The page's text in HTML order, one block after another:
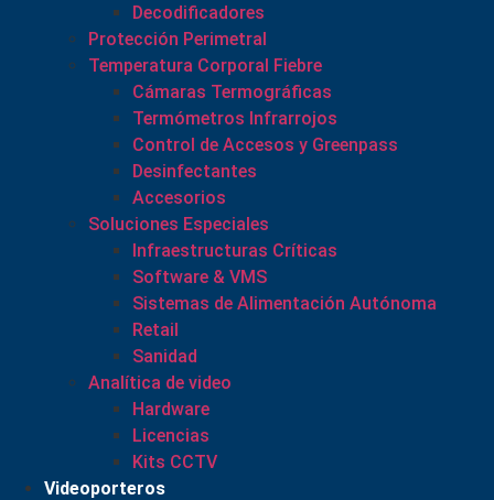
Decodificadores
Protección Perimetral
Temperatura Corporal Fiebre
Cámaras Termográficas
Termómetros Infrarrojos
Control de Accesos y Greenpass
Desinfectantes
Accesorios
Soluciones Especiales
Infraestructuras Críticas
Software & VMS
Sistemas de Alimentación Autónoma
Retail
Sanidad
Analítica de video
Hardware
Licencias
Kits CCTV
Videoporteros